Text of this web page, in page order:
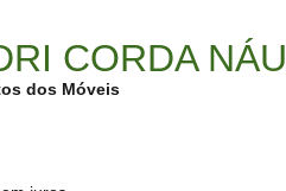
CORDA
dos Móveis